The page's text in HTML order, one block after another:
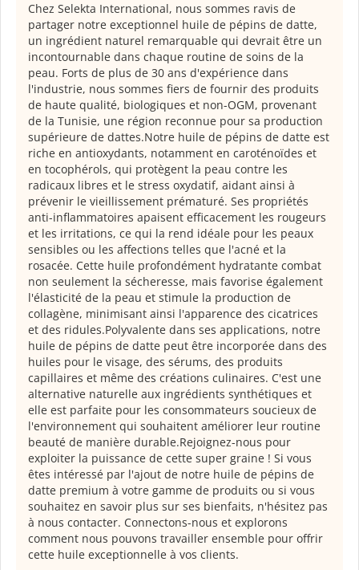
Chez Selekta International, nous sommes ravis de
partager notre exceptionnel huile de pépins de datte,
un ingrédient naturel remarquable qui devrait être un
incontournable dans chaque routine de soins de la
peau. Forts de plus de 30 ans d'expérience dans
l'industrie, nous sommes fiers de fournir des produits
de haute qualité, biologiques et non-OGM, provenant
de la Tunisie, une région reconnue pour sa production
supérieure de dattes.Notre huile de pépins de datte est
riche en antioxydants, notamment en caroténoïdes et
en tocophérols, qui protègent la peau contre les
radicaux libres et le stress oxydatif, aidant ainsi à
prévenir le vieillissement prématuré. Ses propriétés
anti-inflammatoires apaisent efficacement les rougeurs
et les irritations, ce qui la rend idéale pour les peaux
sensibles ou les affections telles que l'acné et la
rosacée. Cette huile profondément hydratante combat
non seulement la sécheresse, mais favorise également
l'élasticité de la peau et stimule la production de
collagène, minimisant ainsi l'apparence des cicatrices
et des ridules.Polyvalente dans ses applications, notre
huile de pépins de datte peut être incorporée dans des
huiles pour le visage, des sérums, des produits
capillaires et même des créations culinaires. C'est une
alternative naturelle aux ingrédients synthétiques et
elle est parfaite pour les consommateurs soucieux de
l'environnement qui souhaitent améliorer leur routine
beauté de manière durable.Rejoignez-nous pour
exploiter la puissance de cette super graine ! Si vous
êtes intéressé par l'ajout de notre huile de pépins de
datte premium à votre gamme de produits ou si vous
souhaitez en savoir plus sur ses bienfaits, n'hésitez pas
à nous contacter. Connectons-nous et explorons
comment nous pouvons travailler ensemble pour offrir
cette huile exceptionnelle à vos clients.